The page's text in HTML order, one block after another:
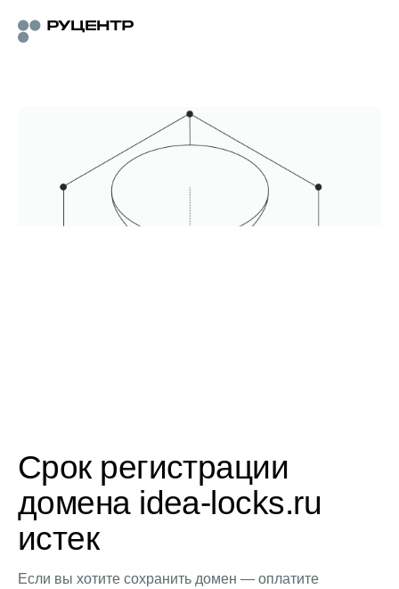
Срок регистрации
домена idea-locks.ru
истек
Если вы хотите сохранить домен — оплатите